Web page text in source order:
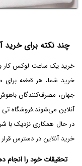
چند نکته برای
خرید یک ساعت لوکس کار
خرید شما، هر قطعه برای
جهان، مصرف‌کنندگان باهوش
آنلاین می‌شوند.فروشگاه
در حال همکاری نزدیک با
خرید آنلاین در دسترس
تحقیقات خود را انجام